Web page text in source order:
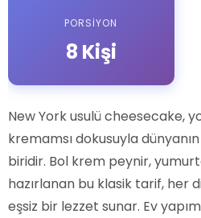
PORSIYON
8 Kişi
New York usulü cheesecake,
kremamsı dokusuyla
biridir. Bol krem peynir,
hazırlanan bu klasik tarif, her
eşsiz bir lezzet sunar. Ev